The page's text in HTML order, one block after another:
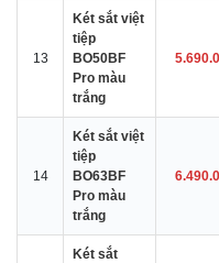
13
Két sắt việt
tiệp
BO50BF
Pro màu
trắng
14
Két sắt việt
tiệp
BO63BF
Pro màu
trắng
Két sắt